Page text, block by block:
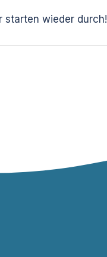
starten wieder durch!